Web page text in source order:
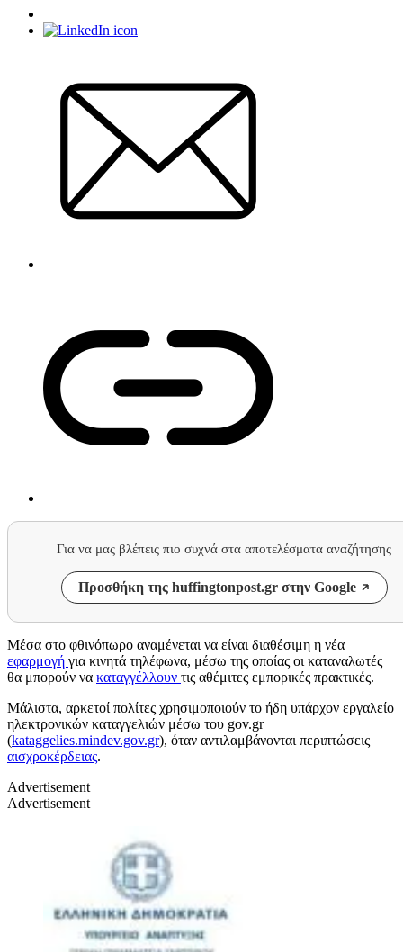
Για να μας βλέπεις πιο συχνά στα αποτελέσματα αναζήτησης
Προσθήκη της huffingtonpost.gr στην Google
Μέσα στο φθινόπωρο αναμένεται να είναι διαθέσιμη η νέα
εφαρμογή για κινητά τηλέφωνα, μέσω της οποίας οι καταναλωτές
θα μπορούν να καταγγέλλουν τις αθέμιτες εμπορικές πρακτικές.
Μάλιστα, αρκετοί πολίτες χρησιμοποιούν το ήδη υπάρχον εργαλείο
ηλεκτρονικών καταγγελιών μέσω του gov.gr
(kataggelies.mindev.gov.gr), όταν αντιλαμβάνονται περιπτώσεις
αισχροκέρδειας.
Advertisement
Advertisement